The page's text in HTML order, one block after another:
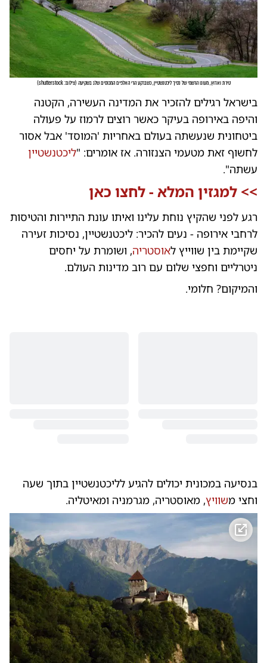
טירת ואדוץ, מעונו הרשמי של נסיך ליכטנשטיין, כשברקע הרי האלפים המכוסים שלג בשקיעה (צילום: shutterstock )
בישראל רגילים להזכיר את המדינה העשירה, הקטנה
והיפה באירופה בעיקר כאשר רוצים לרמוז על פעולה
ביטחונית שנעשתה בעולם באחריות 'המוסד' אבל אסור
לחשוף זאת מטעמי הצנזורה. אז אומרים: "ליכטנשטיין
עשתה".
>> למגזין המלא - לחצו כאן
רגע לפני שהקיץ נוחת עלינו ואיתו עונת התיירות והטיסות
לרחבי אירופה - נעים להכיר: ליכטנשטיין, נסיכות זעירה
שקיימת בין שווייץ לאוסטריה, ושומרת על יחסים
ניטרליים וחפצי שלום עם רוב מדינות העולם.
והמיקום? חלומי.
בנסיעה במכונית יכולים להגיע לליכטנשטיין בתוך שעה
וחצי משוויץ, מאוסטריה, מגרמניה ומאיטליה.